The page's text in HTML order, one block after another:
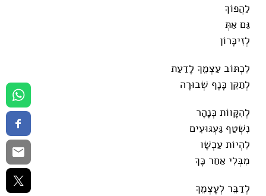
לַהֲפוֹךְ
גַּם אַתְּ
לְזִיכָּרוֹן
לִכְתּוֹב עַצְמֵךְ לָדַעַת
לְתַקֵּן כָּנָף שְׁבוּרָה
לְהִקָּווֹת כְּנָהָר
נִשְׁטַף גַּעְגּוּעִים
לִהְיוֹת עַכְשָׁו
מִבְּלִי אַחַר כָּךְ
לְדַבֵּר לְעָצְמֵךְ